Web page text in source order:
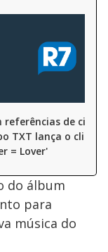
referências de
TXT lança o clipe
= Lover'
do álbum
para
música do